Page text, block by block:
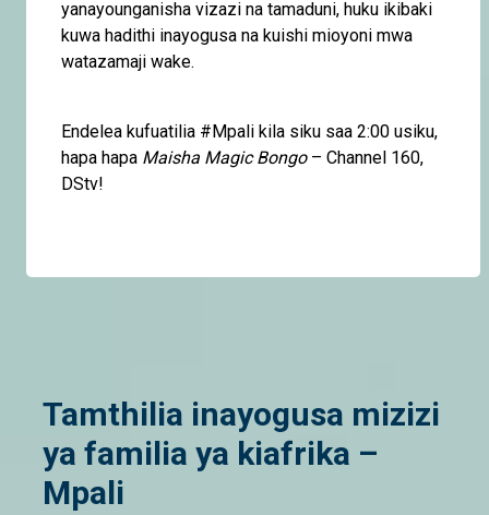
yanayounganisha vizazi na tamaduni, huku ikibaki
kuwa hadithi inayogusa na kuishi mioyoni mwa
watazamaji wake.
Endelea kufuatilia #Mpali kila siku saa 2:00 usiku,
hapa hapa Maisha Magic Bongo– Channel 160,
DStv!
Tamthilia inayogusa mizizi
ya familia ya kiafrika –
Mpali